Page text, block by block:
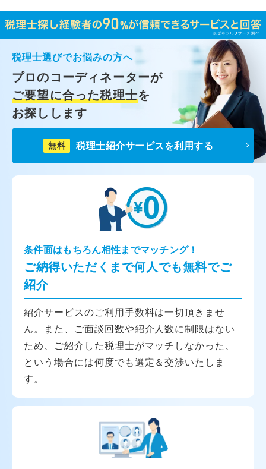
税理士選びでお悩みの方へ
プロのコーディネーターが
ご要望に合った税理士を
お探しします
無料 税理士紹介サービスを利用する
条件面はもちろん相性までマッチング！
ご納得いただくまで何人でも無料でご
紹介
紹介サービスのご利用手数料は一切頂きませ
ん。また、ご面談回数や紹介人数に制限はない
ため、ご紹介した税理士がマッチしなかった、
という場合には何度でも選定＆交渉いたしま
す。